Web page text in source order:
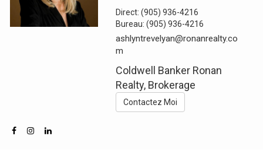
Direct:(905) 936-4216
Bureau:(905) 936-4216
ashlyntrevelyan@ronanrealty.co
m
Coldwell Banker Ronan
Realty, Brokerage
Contactez Moi